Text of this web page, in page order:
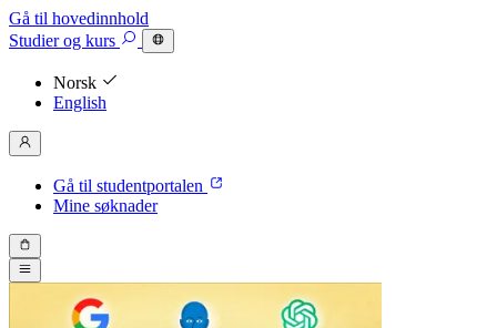
Gå til hovedinnhold
Studierog kurs
Norsk
English
Gå til studentportalen
Mine søknader